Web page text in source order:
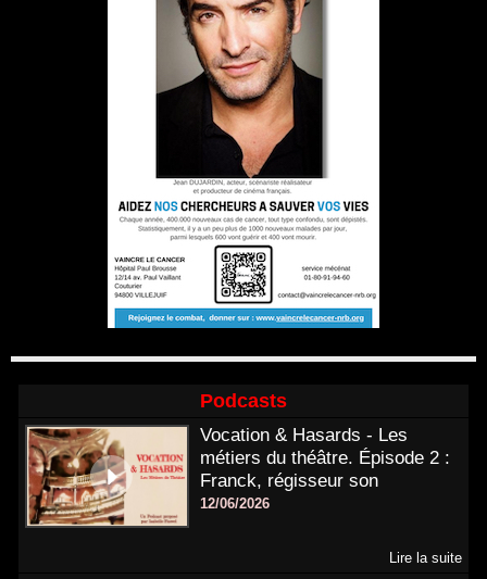
Podcasts
Vocation & Hasards - Les
métiers du théâtre. Épisode 2 :
Franck, régisseur son
12/06/2026
Lire la suite